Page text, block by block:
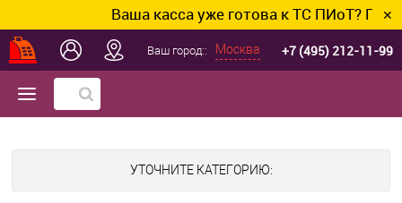
Ваша касса уже готова к ТС ПИоТ? ✕
Ваш город:: Москва +7 (495) 212-11-99
УТОЧНИТЕ КАТЕГОРИЮ: